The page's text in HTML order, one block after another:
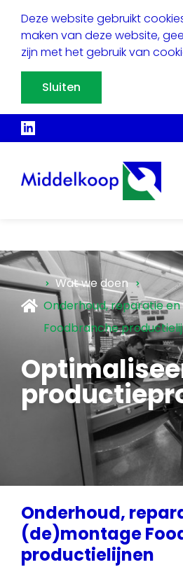
Deze website gebruikt
maken van deze website,
zijn met het gebruik van
Sluiten
Wat we doen
Onderhoud, reparatie
Foodbranche
Onderhoud,
(de)montage
productielijnen